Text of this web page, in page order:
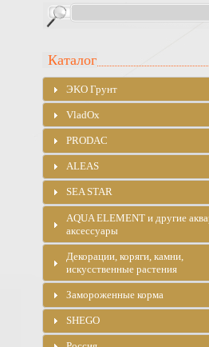
Каталог
ЭKO Грунт
VladOx
PRODAC
ALEAS
SEA STAR
AQUA ELEMENT и другие
аксессуары
Декорации, коряги, камни,
искусственные растения
Замороженные корма
SHEGO